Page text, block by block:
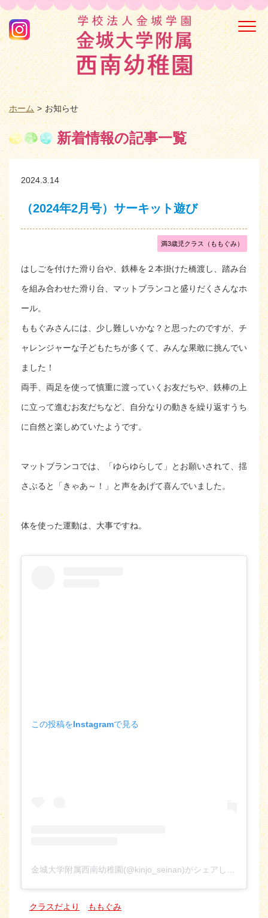
ホーム お知らせ
新着情報の記事一覧
2024.3.14
（2024年2月号）サーキット遊び
満3歳児クラス（ももぐみ）
はしごを付けた滑り台や、鉄棒を２本掛けた橋渡し、踏み台
を組み合わせた滑り台、マットブランコと盛りだくさんなホ
ール。
ももぐみさんには、少し難しいかな？と思ったのですが、チ
ャレンジャーな子どもたちが多くて、みんな果敢に挑んでい
ました！
両手、両足を使って慎重に渡っていくお友だちや、鉄棒の上
に立って進むお友だちなど、自分なりの動きを繰り返すうち
に自然と楽しめていたようです。
マットブランコでは、「ゆらゆらして」とお願いされて、揺
さぶると「きゃあ～！」と声をあげて喜んでいました。
体を使った運動は、大事ですね。
この投稿をInstagramで見る
金城大学附属西南幼稚園(@kinjo_seinan)がシェアした投稿
クラスだより ももぐみ